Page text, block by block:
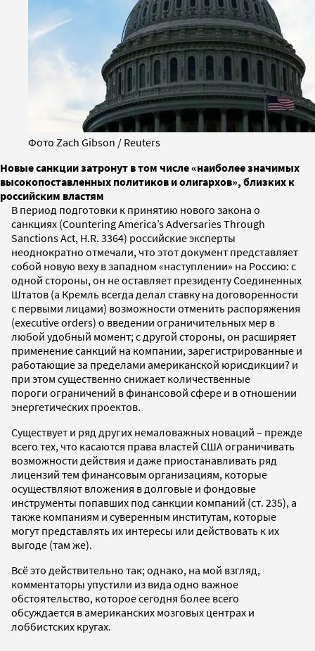
Фото Zach Gibson / Reuters
Новые санкции затронут в том числе «наиболее значимых
высокопоставленных политиков и олигархов», близких к
российским властям
В период подготовки к принятию нового закона о
санкциях (Сountering America’s Adversaries Through
Sanctions Act, H.R. 3364) российские эксперты
неоднократно отмечали, что этот документ представляет
собой новую веху в западном «наступлении» на Россию: с
одной стороны, он не оставляет президенту Соединенных
Штатов (а Кремль всегда делал ставку на договоренности
с первыми лицами) возможности отменить распоряжения
(executive orders) о введении ограничительных мер в
любой удобный момент; с другой стороны, он расширяет
применение санкций на компании, зарегистрированные и
работающие за пределами американской юрисдикции? и
при этом существенно снижает количественные
пороги ограничений в финансовой сфере и в отношении
энергетических проектов.
Существует и ряд других немаловажных новаций – прежде
всего тех, что касаются права властей США ограничивать
возможности действия и даже приостанавливать ряд
лицензий тем финансовым организациям, которые
осуществляют вложения в долговые и фондовые
инструменты попавших под санкции компаний (ст. 235), а
также компаниям и суверенным институтам, которые
могут представлять их интересы или действовать к их
выгоде (там же).
Всё это действительно так; однако, на мой взгляд,
комментаторы упустили из вида одно важное
обстоятельство, которое сегодня более всего
обсуждается в американских мозговых центрах и
лоббистских кругах.